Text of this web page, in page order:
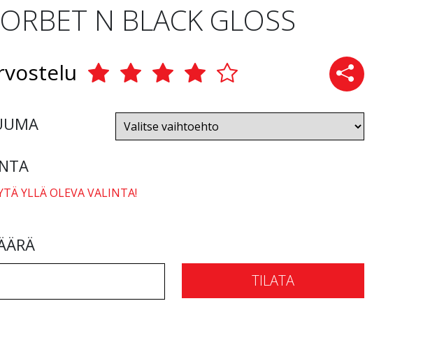
N BLACK GLOSS
YLLÄ OLEVA VALINTA!
TILATA